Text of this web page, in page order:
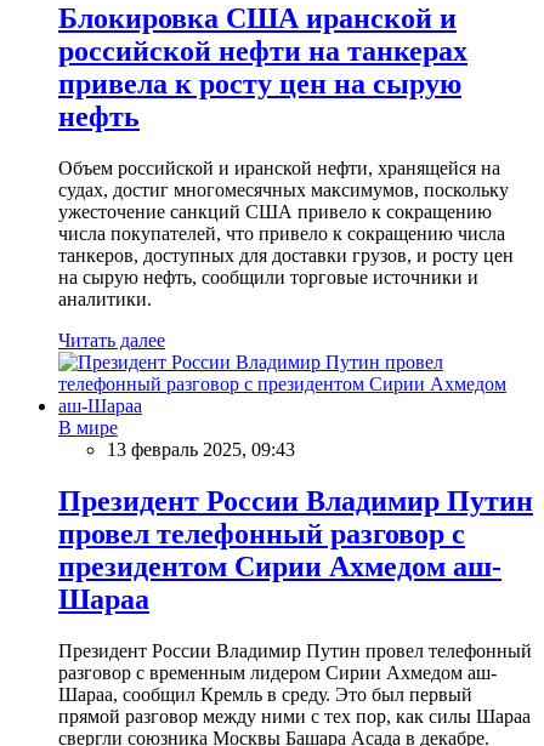
Блокировка США иранской и
российской нефти на танкерах
привела к росту цен на сырую
нефть
Объем российской и иранской нефти, хранящейся на
судах, достиг многомесячных максимумов, поскольку
ужесточение санкций США привело к сокращению
числа покупателей, что привело к сокращению числа
танкеров, доступных для доставки грузов, и росту цен
на сырую нефть, сообщили торговые источники и
аналитики.
Читать далее
В мире
13 февраль 2025, 09:43
Президент России Владимир Путин
провел телефонный разговор с
президентом Сирии Ахмедом аш-
Шараа
Президент России Владимир Путин провел телефонный
разговор с временным лидером Сирии Ахмедом аш-
Шараа, сообщил Кремль в среду. Это был первый
прямой разговор между ними с тех пор, как силы Шараа
свергли союзника Москвы Башара Асада в декабре.